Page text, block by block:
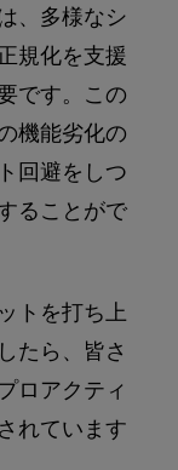
、多様なシ
規化を支援
です。この
機能劣化の
回避をしつ
ることがで
トを打ち上
たら、皆さ
ロアクティ
れています